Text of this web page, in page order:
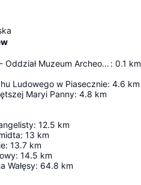
Muzeum Zamkowe w Gniewie - Oddział Muzeum Archeologicznego w Gdańsku : 0.1 km
Ludowego w Piasecznie: 4.6 km
Maryi Panny: 4.8 km
: 12.5 km
: 13 km
: 13.7 km
: 14.5 km
Wałęsy: 64.8 km